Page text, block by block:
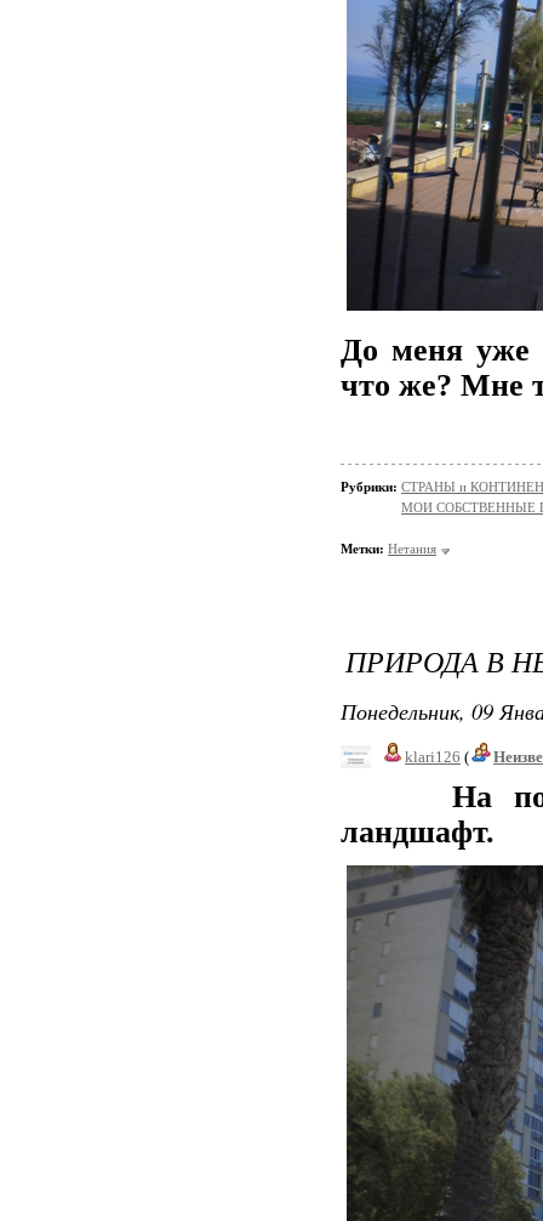
До меня уже
что же? Мне
Рубрики: СТРАНЫ и
МОИ СОБСТВЕННЫЕ
Метки: Нетания
ПРИРОДА В
Понедельник, 09
klari126 (
На
ландшафт.